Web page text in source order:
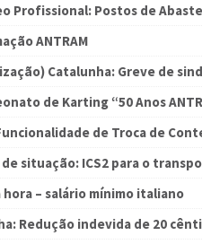
Profissional: Postos de
ANTRAM
Catalunha: Greve de
de Karting “50 Anos
de Troca de
situação: ICS2 para o
hora – salário mínimo italiano
Redução indevida de 20